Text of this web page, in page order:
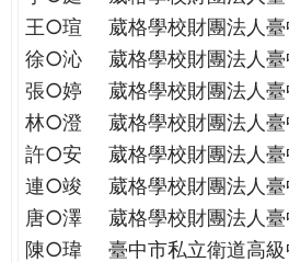
王○瑄
葳格學校財團法人
徐○沁
葳格學校財團法人
張○婷
葳格學校財團法人
林○澄
葳格學校財團法人
許○安
葳格學校財團法人
連○竣
葳格學校財團法人
唐○澤
葳格學校財團法人
陳○瑋
臺中市私立衛道高